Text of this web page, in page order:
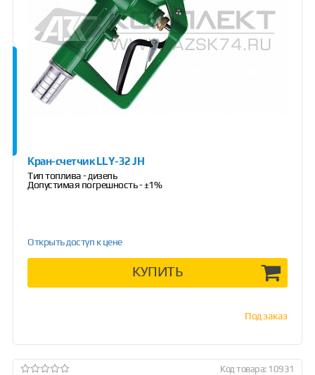
Кран-счетчик LLY-32 JH
Тип топлива - дизель
Допустимая погрешность - ±1%
Открыть доступ к цене
КУПИТЬ
Под заказ
Код товара: 10931